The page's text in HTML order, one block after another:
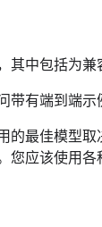
其中包括为兼
带有端到端示
的最佳模型
您应该使用